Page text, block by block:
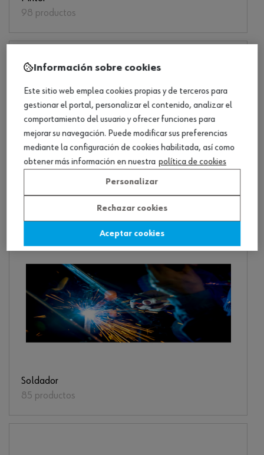
98 productos
Soldador
85 productos
Información sobre cookies
Este sitio web emplea cookies propias y de terceros para
gestionar el portal, personalizar el contenido, analizar el
comportamiento del usuario y ofrecer funciones para
mejorar su navegación. Puede modificar sus preferencias
mediante la configuración de cookies habilitada, así como
obtener más información en nuestra política de cookies
Personalizar
Rechazar cookies
Aceptar cookies